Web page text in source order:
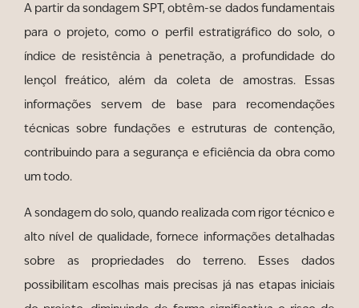
A partir da sondagem SPT, obtêm-se dados fundamentais
para o projeto, como o perfil estratigráfico do solo, o
índice de resistência à penetração, a profundidade do
lençol freático, além da coleta de amostras. Essas
informações servem de base para recomendações
técnicas sobre fundações e estruturas de contenção,
contribuindo para a segurança e eficiência da obra como
um todo.
A sondagem do solo, quando realizada com rigor técnico e
alto nível de qualidade, fornece informações detalhadas
sobre as propriedades do terreno. Esses dados
possibilitam escolhas mais precisas já nas etapas iniciais